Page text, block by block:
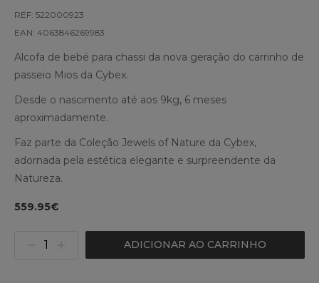
REF: 522000923
EAN: 4063846269983
Alcofa de bebé para chassi da nova geração do carrinho de
passeio Mios da Cybex.
Desde o nascimento até aos 9kg, 6 meses
aproximadamente.
Faz parte da Coleção Jewels of Nature da Cybex,
adornada pela estética elegante e surpreendente da
Natureza.
559.95€
ADICIONAR AO CARRINHO